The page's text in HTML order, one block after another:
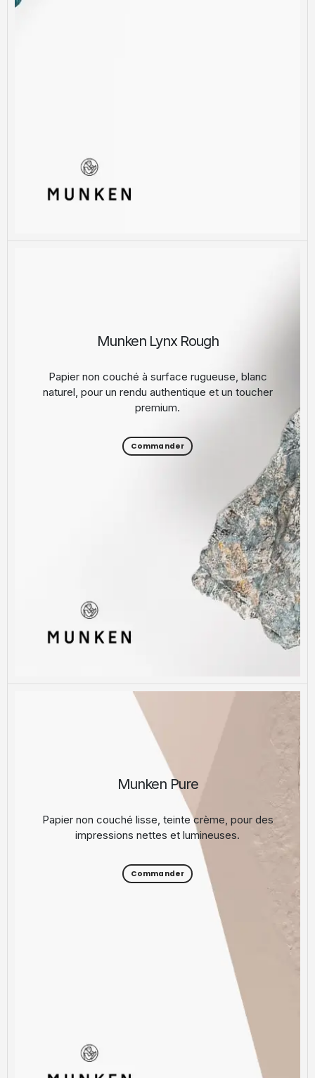
Munken Lynx Rough
Papier non couché à surface rugueuse, blanc
naturel, pour un rendu authentique et un toucher
premium.
Commander
Munken Pure
Papier non couché lisse, teinte crème, pour des
impressions nettes et lumineuses.
Commander